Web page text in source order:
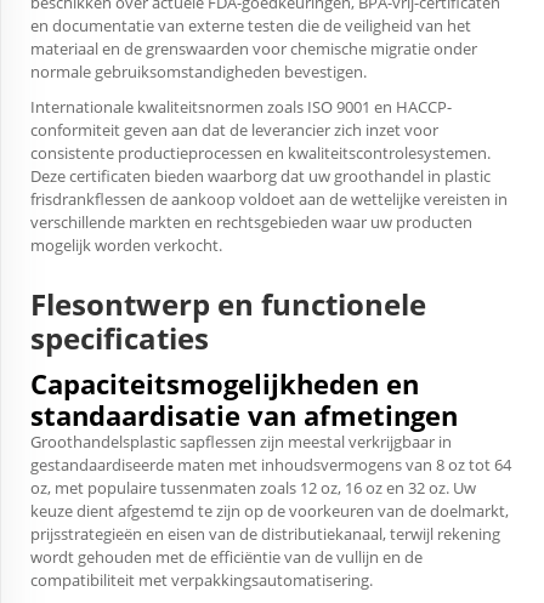
en documentatie van externe testen die de veiligheid van het
materiaal en de grenswaarden voor chemische migratie onder
normale gebruiksomstandigheden bevestigen.
Internationale kwaliteitsnormen zoals ISO 9001 en HACCP-
conformiteit geven aan dat de leverancier zich inzet voor
consistente productieprocessen en kwaliteitscontrolesystemen.
Deze certificaten bieden waarborg dat uw groothandel in plastic
frisdrankflessen de aankoop voldoet aan de wettelijke vereisten in
verschillende markten en rechtsgebieden waar uw producten
mogelijk worden verkocht.
Flesontwerp en functionele
specificaties
Capaciteitsmogelijkheden en
standaardisatie van afmetingen
Groothandelsplastic sapflessen zijn meestal verkrijgbaar in
gestandaardiseerde maten met inhoudsvermogens van 8 oz tot 64
oz, met populaire tussenmaten zoals 12 oz, 16 oz en 32 oz. Uw
keuze dient afgestemd te zijn op de voorkeuren van de doelmarkt,
prijsstrategieën en eisen van de distributiekanaal, terwijl rekening
wordt gehouden met de efficiëntie van de vullijn en de
compatibiliteit met verpakkingsautomatisering.